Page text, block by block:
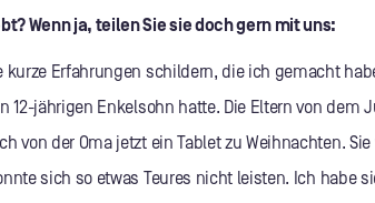
Wenn ja, teilen Sie sie doch gern mit uns:
kurze Erfahrungen schildern, die ich gemacht
12-jährigen Enkelsohn hatte. Die Eltern von dem
von der Oma jetzt ein Tablet zu Weihnachten.
sich so etwas Teures nicht leisten. Ich habe